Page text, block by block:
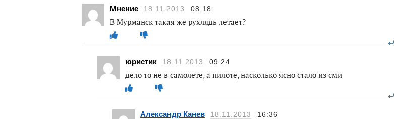
Мнение 18.11.2013 08:18
В Мурманск такая же рухлядь летает?
юристик 18.11.2013 09:24
дело то не в самолете, а пилоте, насколько ясно стало из сми
Александр Канев 18.11.2013 16:36